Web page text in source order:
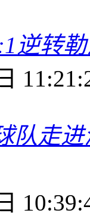
逆转
队走